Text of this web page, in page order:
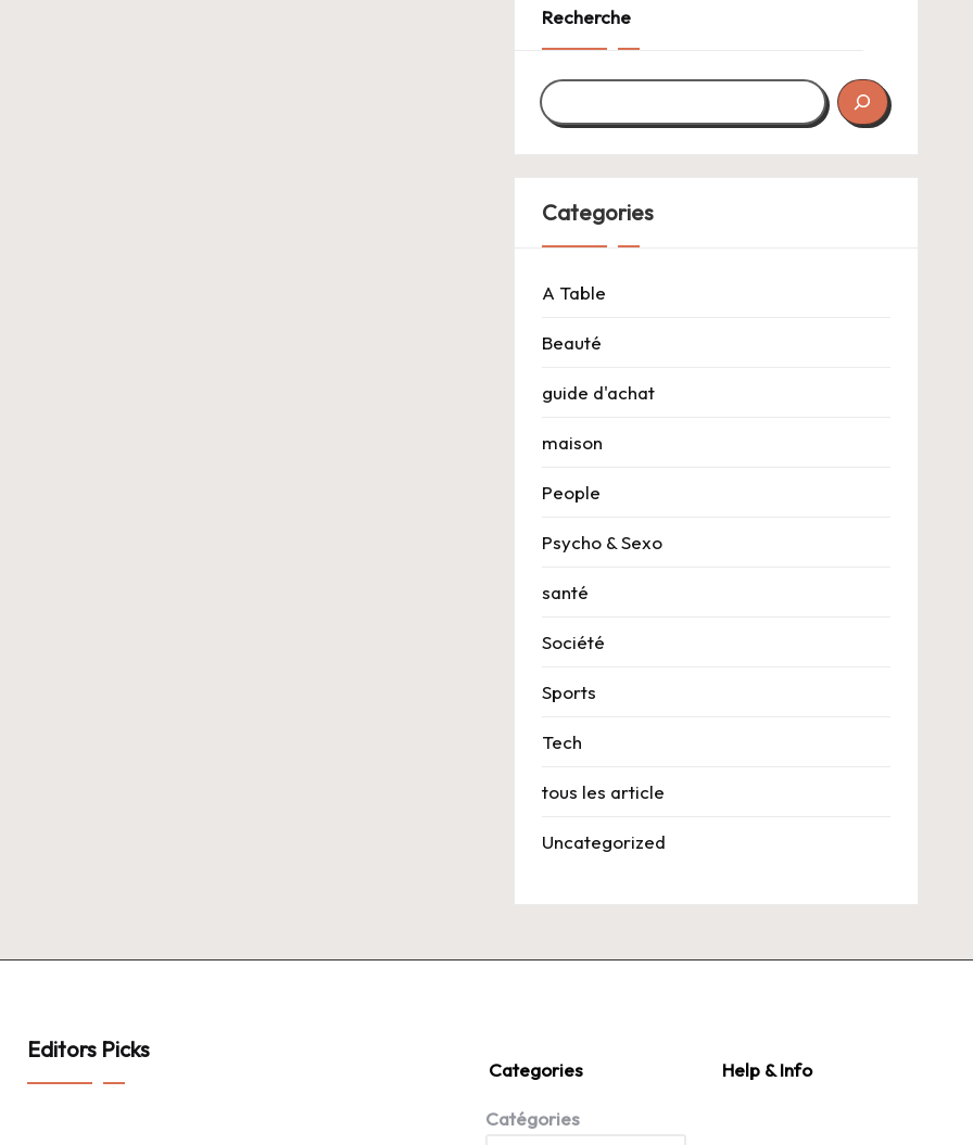
Recherche
Categories
A Table
Beauté
guide d'achat
maison
People
Psycho & Sexo
santé
Société
Sports
Tech
tous les article
Uncategorized
Editors Picks
Categories
Catégories
Help & Info